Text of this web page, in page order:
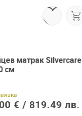
матрак Silvercare
см
€ / 819.49 лв.